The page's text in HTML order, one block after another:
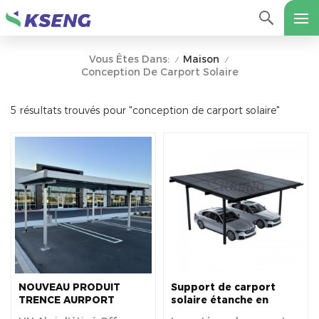
Vous Êtes Dans: / Maison /
Conception De Carport Solaire
5 résultats trouvés pour "conception de carport solaire"
NOUVEAU PRODUIT
TRENCE AURPORT
Support de carport
solaire étanche en